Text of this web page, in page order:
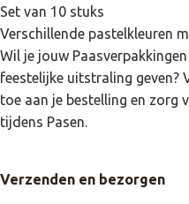
Set van 10 stuks
Verschillende pastelkleuren
Wil je jouw
feestelijke uitstraling geven?
toe aan je bestelling en zorg
tijdens Pasen.
Verzenden en bezorgen